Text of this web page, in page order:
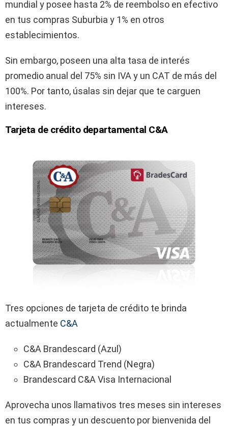
mundial y posee hasta 2% de reembolso en efectivo
en tus compras Suburbia y 1% en otros
establecimientos.
Sin embargo, poseen una alta tasa de interés
promedio anual del 75% sin IVA y un CAT de más del
100%. Por tanto, úsalas sin dejar que te carguen
intereses.
Tarjeta de crédito departamental C&A
Tres opciones de tarjeta de crédito te brinda
actualmente C&A
C&A Brandescard (Azul)
C&A Brandescard Trend (Negra)
Brandescard C&A Visa Internacional
Aprovecha unos llamativos tres meses sin intereses
en tus compras y un descuento por bienvenida del